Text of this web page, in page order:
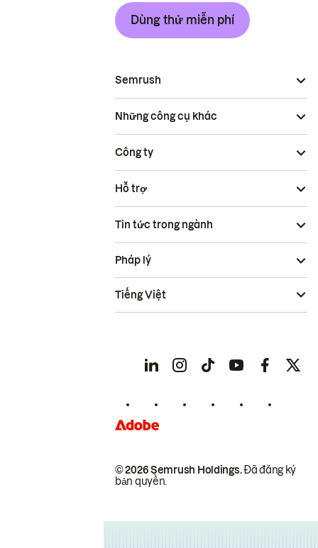
Dùng thử miễn phí
Semrush
Những công cụ khác
Công ty
Hỗ trợ
Tin tức trong ngành
© 2026 Semrush Holdings.Đã đăng ký
bản quyền.
Pháp lý
Tiếng Việt